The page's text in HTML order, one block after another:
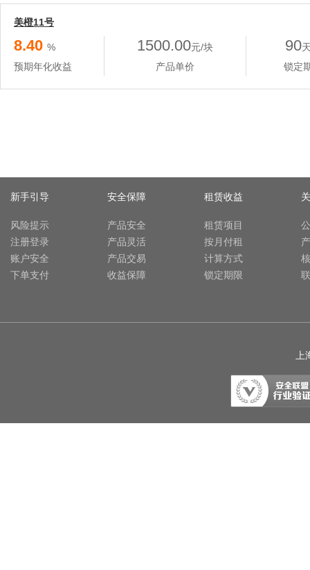
美橙11号
8.40 %
预期年化收益
1500.00元/块
产品单价
90
锁定
新手引导
风险提示
注册登录
账户安全
下单支付
安全保障
产品安全
产品灵活
产品交易
收益保障
租赁收益
租赁项目
按月付租
计算方式
锁定期限